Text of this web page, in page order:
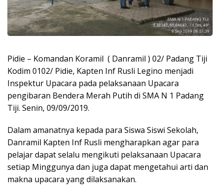
Pidie – Komandan Koramil ( Danramil ) 02/ Padang Tiji
Kodim 0102/ Pidie, Kapten Inf Rusli Legino menjadi
Inspektur Upacara pada pelaksanaan Upacara
pengibaran Bendera Merah Putih di SMA N 1 Padang
Tiji. Senin, 09/09/2019.
Dalam amanatnya kepada para Siswa Siswi Sekolah,
Danramil Kapten Inf Rusli mengharapkan agar para
pelajar dapat selalu mengikuti pelaksanaan Upacara
setiap Minggunya dan juga dapat mengetahui arti dan
makna upacara yang dilaksanakan.